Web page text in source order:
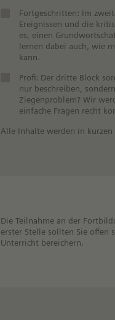
Fortgeschritten: Im
Ereignissen und die
es, einen
lernen dabei auch, wie
kann.
Profi: Der dritte Block
nur beschreiben,
Ziegenproblem? Wir
einfache Fragen recht
Alle Inhalte werden in kurzen
Die Teilnahme an der
erster Stelle sollten Sie offen
Unterricht bereichern.